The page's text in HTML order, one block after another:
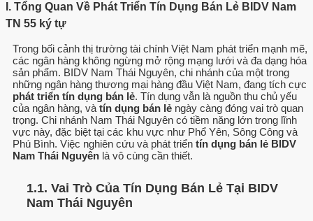
I. Tổng Quan Về Phát Triển Tín Dụng Bán Lẻ BIDV Nam
TN 55 ký tự
Trong bối cảnh thị trường tài chính Việt Nam phát triển mạnh mẽ,
các ngân hàng không ngừng mở rộng mạng lưới và đa dạng hóa
sản phẩm. BIDV Nam Thái Nguyên, chi nhánh của một trong
những ngân hàng thương mại hàng đầu Việt Nam, đang tích cực
phát triển tín dụng bán lẻ. Tín dụng vẫn là nguồn thu chủ yếu
của ngân hàng, và tín dụng bán lẻ ngày càng đóng vai trò quan
trọng. Chi nhánh Nam Thái Nguyên có tiềm năng lớn trong lĩnh
vực này, đặc biệt tại các khu vực như Phổ Yên, Sông Công và
Phú Bình. Việc nghiên cứu và phát triển tín dụng bán lẻ BIDV
Nam Thái Nguyên là vô cùng cần thiết.
1.1. Vai Trò Của Tín Dụng Bán Lẻ Tại BIDV
Nam Thái Nguyên